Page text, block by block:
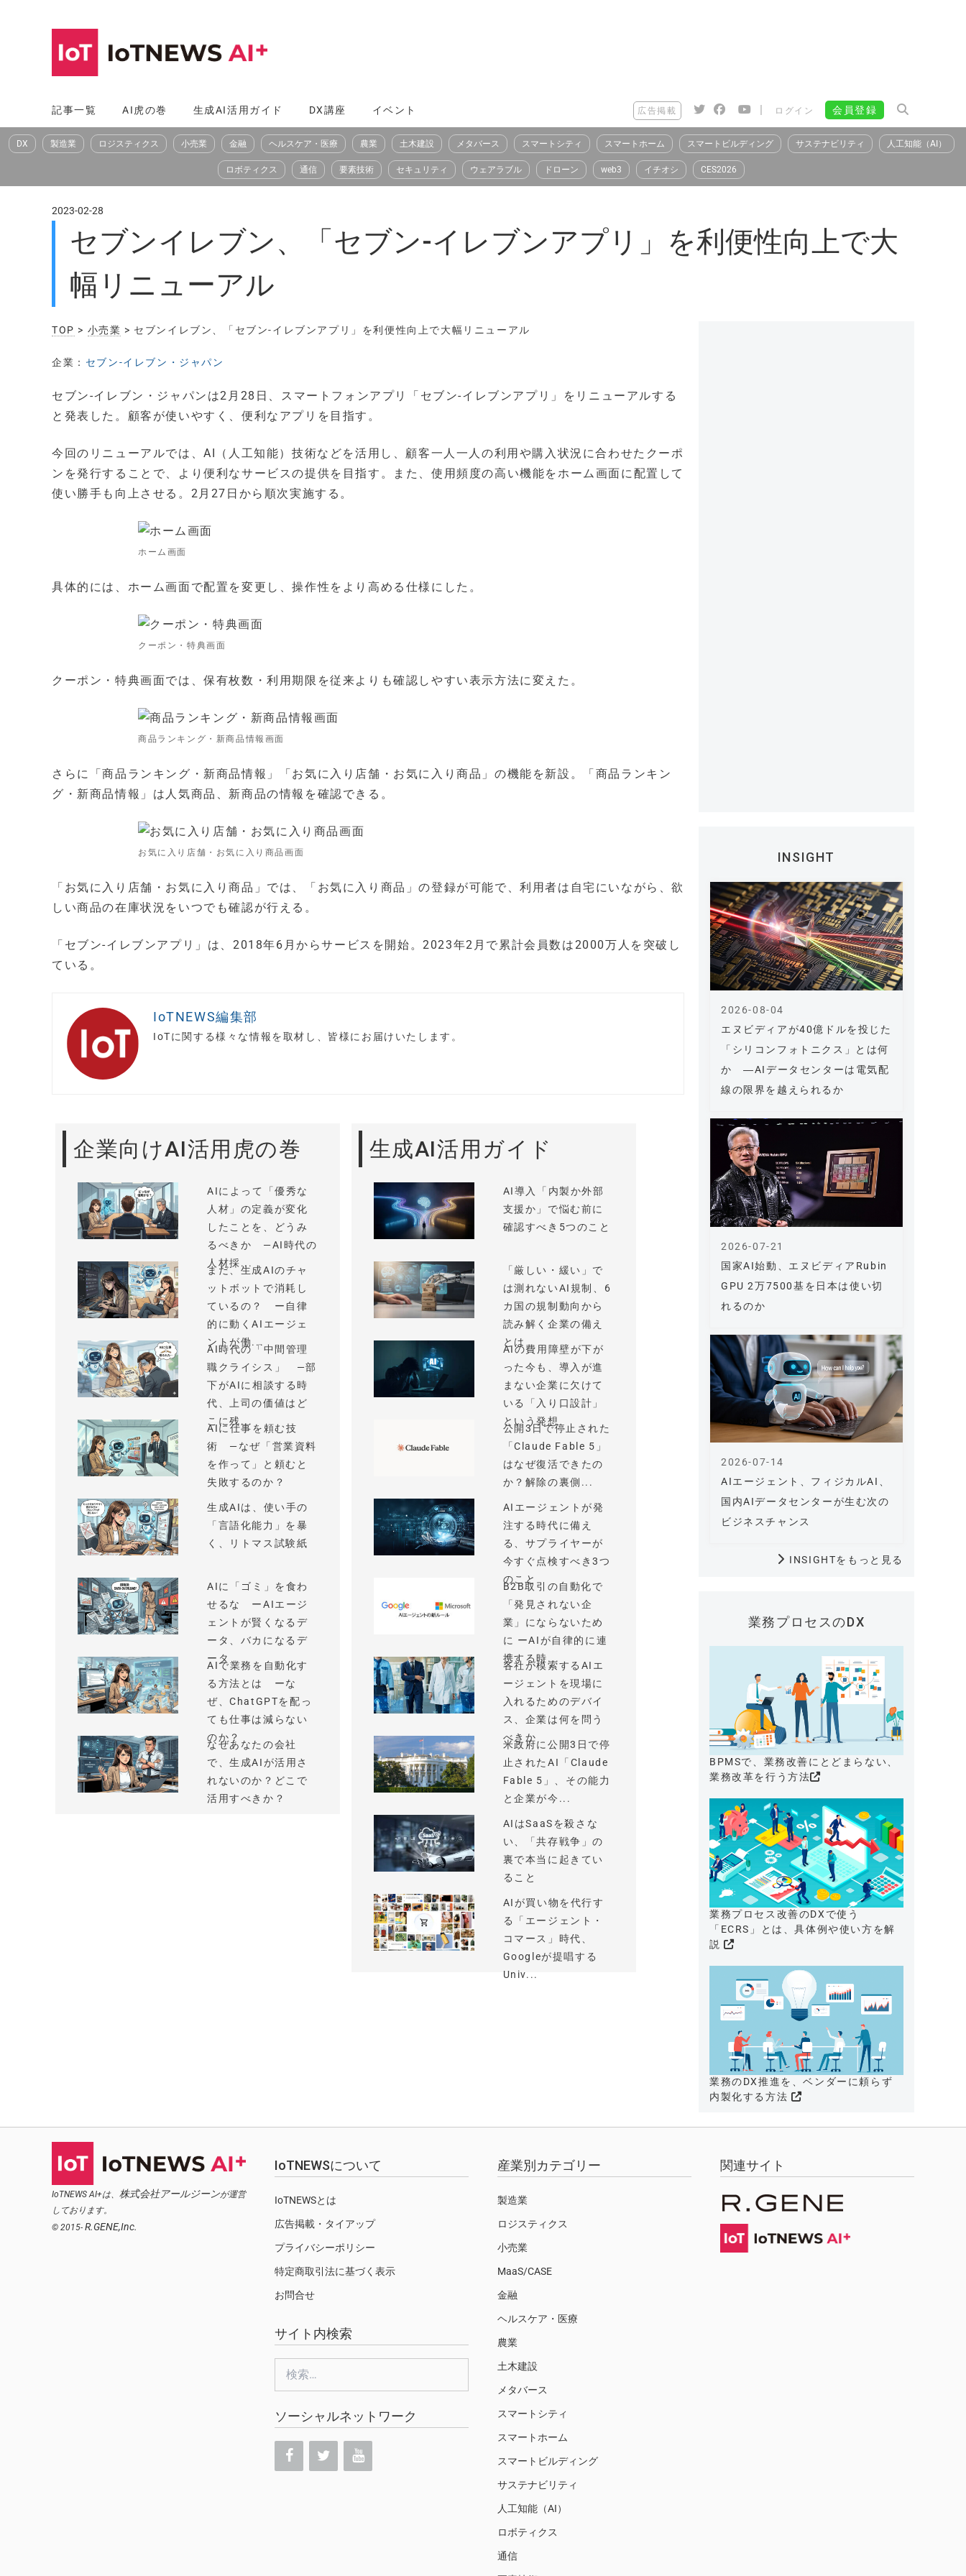
へ
ス
記事一覧 AI虎の巻 生成AI活用ガイド DX講座 イベント 広告掲載 | ログイン 会員登録
DX 製造業 ロジスティクス 小売業 金融 ヘルスケア・医療 農業 土木建設 メタバース スマートシティ スマートホーム スマートビルディング サステナビリティ 人工知能（AI）
ロボティクス 通信 要素技術 セキュリティ ウェアラブル ドローン web3 イチオシ CES2026
2023-02-28
セブンイレブン、「セブン-イレブンアプリ」を利便性向上で大
幅リニューアル
TOP > 小売業 > セブンイレブン、「セブン-イレブンアプリ」を利便性向上で大幅リニューアル
企業： セブン-イレブン・ジャパン
セブン-イレブン・ジャパンは2月28日、スマートフォンアプリ「セブン-イレブンアプリ」をリニューアルする
と発表した。顧客が使いやすく、便利なアプリを目指す。
今回のリニューアルでは、AI（人工知能）技術などを活用し、顧客一人一人の利用や購入状況に合わせたクーポ
ンを発行することで、より便利なサービスの提供を目指す。また、使用頻度の高い機能をホーム画面に配置して
使い勝手も向上させる。2月27日から順次実施する。
ホーム画面
具体的には、ホーム画面で配置を変更し、操作性をより高める仕様にした。
クーポン・特典画面
クーポン・特典画面では、保有枚数・利用期限を従来よりも確認しやすい表示方法に変えた。
商品ランキング・新商品情報画面
さらに「商品ランキング・新商品情報」「お気に入り店舗・お気に入り商品」の機能を新設。「商品ランキン
グ・新商品情報」は人気商品、新商品の情報を確認できる。
お気に入り店舗・お気に入り商品画面
「お気に入り店舗・お気に入り商品」では、「お気に入り商品」の登録が可能で、利用者は自宅にいながら、欲
しい商品の在庫状況をいつでも確認が行える。
「セブン-イレブンアプリ」は、2018年6月からサービスを開始。2023年2月で累計会員数は2000万人を突破し
ている。
IoTNEWS編集部
IoTに関する様々な情報を取材し、皆様にお届けいたします。
企業向けAI活用虎の巻
AIによって「優秀な
人材」の定義が変化
したことを、どうみ
るべきか —AI時代の
人材採...
まだ、生成AIのチャ
ットボットで消耗し
ているの？ ー自律
的に動くAIエージェ
ントが働...
AI時代の「中間管理
職クライシス」 —部
下がAIに相談する時
代、上司の価値はど
こに残...
AIに仕事を頼む技
術 —なぜ「営業資料
を作って」と頼むと
失敗するのか？
生成AIは、使い手の
「言語化能力」を暴
く、リトマス試験紙
AIに「ゴミ」を食わ
せるな ーAIエージ
ェントが賢くなるデ
ータ、バカになるデ
ータ
AIで業務を自動化す
る方法とは ーな
ぜ、ChatGPTを配っ
ても仕事は減らない
のか？
なぜあなたの会社
で、生成AIが活用さ
れないのか？どこで
活用すべきか？
生成AI活用ガイド
AI導入「内製か外部
支援か」で悩む前に
確認すべき5つのこと
「厳しい・緩い」で
は測れないAI規制、6
カ国の規制動向から
読み解く企業の備え
とは
AIの費用障壁が下が
った今も、導入が進
まない企業に欠けて
いる「入り口設計」
という発想
公開3日で停止された
「Claude Fable 5」
はなぜ復活できたの
か？解除の裏側...
AIエージェントが発
注する時代に備え
る、サプライヤーが
今すぐ点検すべき3つ
のこと
B2B取引の自動化で
「発見されない企
業」にならないため
に ーAIが自律的に連
携する時...
各社が模索するAIエ
ージェントを現場に
入れるためのデバイ
ス、企業は何を問う
べきか
米政府に公開3日で停
止されたAI「Claude
Fable 5」、その能力
と企業が今...
AIはSaaSを殺さな
い、「共存戦争」の
裏で本当に起きてい
ること
AIが買い物を代行す
る「エージェント・
コマース」時代、
Googleが提唱する
Univ...
INSIGHT
エヌビディアが40億ドルを投じた
「シリコンフォトニクス」とは何
か ―AIデータセンターは電気配
線の限界を越えられるか
2026-08-04
国家AI始動、エヌビディアRubin
GPU 2万7500基を日本は使い切
れるのか
2026-07-21
AIエージェント、フィジカルAI、
国内AIデータセンターが生む次の
ビジネスチャンス
2026-07-14
INSIGHTをもっと見る
業務プロセスのDX
BPMSで、業務改善にとどまらない、
業務改革を行う方法
業務プロセス改善のDXで使う
「ECRS」とは、具体例や使い方を解
説
業務のDX推進を、ベンダーに頼らず
内製化する方法
IoTNEWS AI+は、 株式会社アールジーンが運営
しております。
© 2015- R.GENE,Inc.
IoTNEWSについて
IoTNEWSとは
広告掲載・タイアップ
プライバシーポリシー
特定商取引法に基づく表示
お問合せ
サイト内検索
索:
ソーシャルネットワーク
産業別カテゴリー
製造業
ロジスティクス
小売業
MaaS/CASE
金融
ヘルスケア・医療
農業
土木建設
メタバース
スマートシティ
スマートホーム
スマートビルディング
サステナビリティ
人工知能（AI）
ロボティクス
通信
関連サイト